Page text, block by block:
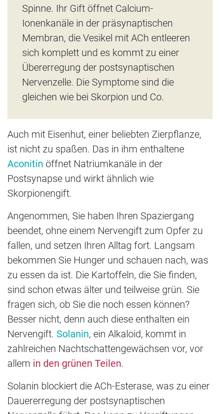
Spinne. Ihr Gift öffnet Calcium-
Ionenkanäle in der präsynaptischen
Membran, die Vesikel mit ACh entleeren
sich komplett und es kommt zu einer
Übererregung der postsynaptischen
Nervenzelle. Die Symptome sind die
gleichen wie bei Skorpion und Co.
Auch mit Eisenhut, einer beliebten Zierpflanze,
ist nicht zu spaßen. Das in ihm enthaltene
Aconitin öffnet Natriumkanäle in der
Postsynapse und wirkt ähnlich wie
Skorpionengift.
Angenommen, Sie haben Ihren Spaziergang
beendet, ohne einem Nervengift zum Opfer zu
fallen, und setzen Ihren Alltag fort. Langsam
bekommen Sie Hunger und schauen nach, was
zu essen da ist. Die Kartoffeln, die Sie finden,
sind schon etwas älter und teilweise grün. Sie
fragen sich, ob Sie die noch essen können?
Besser nicht, denn auch diese enthalten ein
Nervengift. Solanin, ein Alkaloid, kommt in
zahlreichen Nachtschattengewächsen vor, vor
allem in den grünen Teilen.
Solanin blockiert die ACh-Esterase, was zu einer
Dauererregung der postsynaptischen